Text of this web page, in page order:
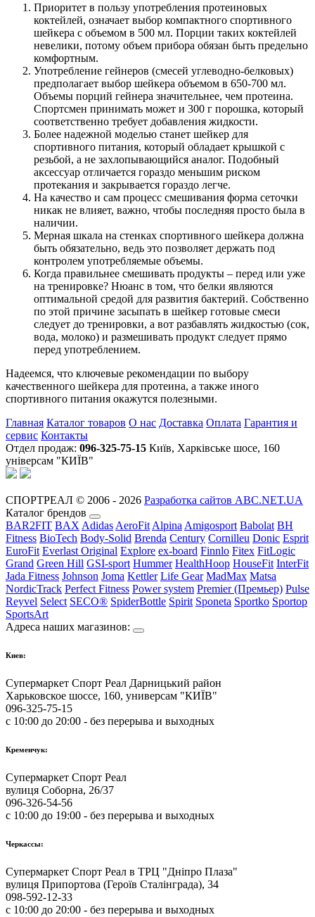
Приоритет в пользу употребления протеиновых
коктейлей, означает выбор компактного спортивного
шейкера с объемом в 500 мл. Порции таких коктейлей
невелики, потому объем прибора обязан быть предельно
комфортным.
Употребление гейнеров (смесей углеводно-белковых)
предполагает выбор шейкера объемом в 650-700 мл.
Объемы порций гейнера значительнее, чем протеина.
Спортсмен принимать может и 300 г порошка, который
соответственно требует добавления жидкости.
Более надежной моделью станет шейкер для
спортивного питания, который обладает крышкой с
резьбой, а не захлопывающийся аналог. Подобный
аксессуар отличается гораздо меньшим риском
протекания и закрывается гораздо легче.
На качество и сам процесс смешивания форма сеточки
никак не влияет, важно, чтобы последняя просто была в
наличии.
Мерная шкала на стенках спортивного шейкера должна
быть обязательно, ведь это позволяет держать под
контролем употребляемые объемы.
Когда правильнее смешивать продукты – перед или уже
на тренировке? Нюанс в том, что белки являются
оптимальной средой для развития бактерий. Собственно
по этой причине засыпать в шейкер готовые смеси
следует до тренировки, а вот разбавлять жидкостью (сок,
вода, молоко) и размешивать продукт следует прямо
перед употреблением.
Надеемся, что ключевые рекомендации по выбору
качественного шейкера для протеина, а также иного
спортивного питания окажутся полезными.
Главная Каталог товаров О нас Доставка Оплата Гарантия и
сервис Контакты
Отдел продаж: 096-325-75-15 Київ, Харківське шосе, 160
універсам "КИЇВ"
СПОРТРЕАЛ © 2006 - 2026 Разработка сайтов ABC.NET.UA
Каталог брендов
BAR2FIT BAX Adidas AeroFit Alpina Amigosport Babolat BH
Fitness BioTech Body-Solid Brenda Century Cornilleu Donic Esprit
EuroFit Everlast Original Explore ex-board Finnlo Fitex FitLogic
Grand Green Hill GSI-sport Hummer HealthHoop HouseFit InterFit
Jada Fitness Johnson Joma Kettler Life Gear MadMax Matsa
NordicTrack Perfect Fitness Power system Premier (Премьер) Pulse
Reyvel Select SECO® SpiderBottle Spirit Sponeta Sportko Sportop
SportsArt
Адреса наших магазинов:
Киев:
Супермаркет Спорт Реал Дарницький район
Харьковское шоссе, 160, универсам "КИЇВ"
096-325-75-15
с 10:00 до 20:00 - без перерыва и выходных
Кременчук:
Супермаркет Спорт Реал
вулиця Соборна, 26/37
096-326-54-56
с 10:00 до 19:00 - без перерыва и выходных
Черкассы:
Супермаркет Спорт Реал в ТРЦ "Дніпро Плаза"
вулиця Припортова (Героїв Сталінграда), 34
098-592-12-33
с 10:00 до 20:00 - без перерыва и выходных